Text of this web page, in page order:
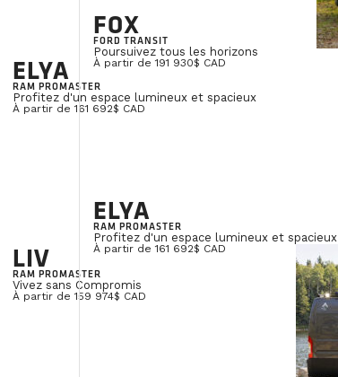
ELYA
RAM PROMASTER
Profitez d'un espace lumineux et spacieux
À partir de 161 692$ CAD
LIV
RAM PROMASTER
Vivez sans Compromis
À partir de 159 974$ CAD
FOX
FORD TRANSIT
Poursuivez tous les horizons
À partir de 191 930$ CAD
ELYA
RAM PROMASTER
Profitez d'un espace lumineux et spacieux
À partir de 161 692$ CAD